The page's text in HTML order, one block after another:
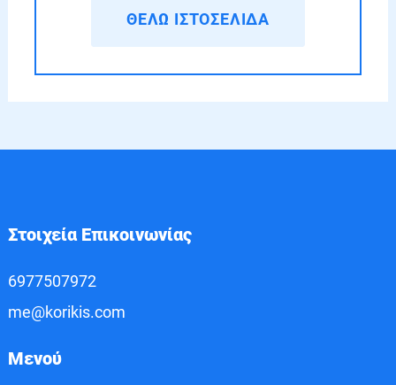
ΘΕΛΩ ΙΣΤΟΣΕΛΙΔΑ
Στοιχεία Επικοινωνίας
6977507972
me@korikis.com
Μενού